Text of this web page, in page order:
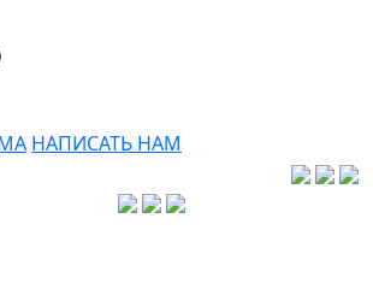
НАПИСАТЬ НАМ